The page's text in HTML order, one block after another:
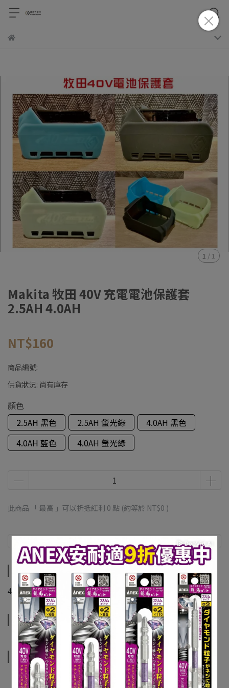
1 / 1
Makita 牧田 40V 充電電池保護套
2.5AH 4.0AH
NT$160
商品編號:
供貨狀況: 尚有庫存
顏色
2.5AH 黑色
2.5AH 螢光綠
4.0AH 黑色
4.0AH 藍色
4.0AH 螢光綠
此商品 「 最高 」可以折抵紅利 0 點 (約等於 NT$0 )
運送方式
商品介紹
40V 充電電池保護套 2.5AH 4.0AH
規格說明
運送方式